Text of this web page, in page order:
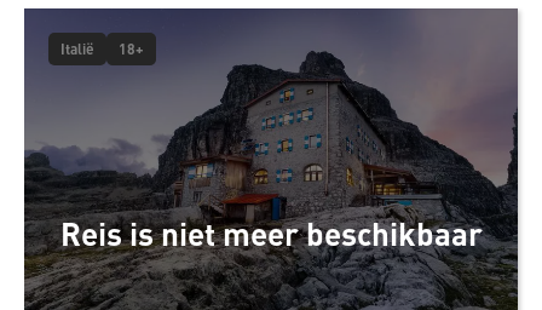
Reis is niet meer beschikbaar
Italië 18+